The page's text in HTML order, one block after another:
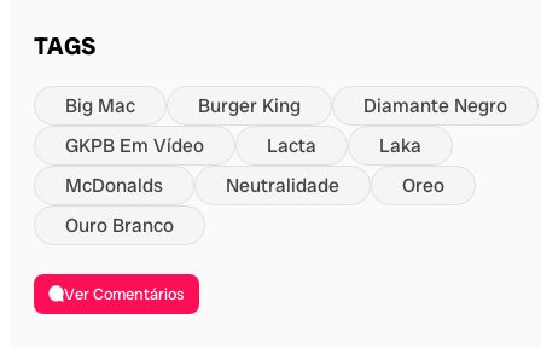
TAGS
Big Mac Burger King
Diamante Negro
GKPB Em Vídeo
Lacta
Laka
McDonalds
Neutralidade
Oreo
Ouro Branco
Ver Comentários